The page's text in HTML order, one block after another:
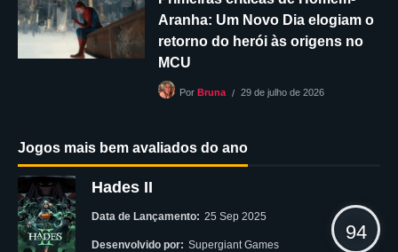
Aranha: Um Novo Dia elogiam o
retorno do herói às origens no
MCU
Por Bruna 29 de julho de 2026
Jogos mais bem avaliados do ano
Hades II
Data de Lançamento: 25 Sep 2025
Desenvolvido por: Supergiant Games
94